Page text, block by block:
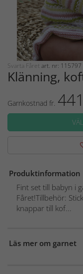
Svarta Fåret art. nr: 115797
Klänning,
Garnkostnad fr. 441
Produktinformation
Fint set till babyn i
Fåret!Tillbehör:
knappar till kof...
Läs mer om garnet